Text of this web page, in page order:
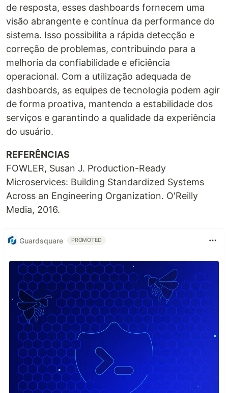
de resposta, esses dashboards fornecem uma
visão abrangente e contínua da performance do
sistema. Isso possibilita a rápida detecção e
correção de problemas, contribuindo para a
melhoria da confiabilidade e eficiência
operacional. Com a utilização adequada de
dashboards, as equipes de tecnologia podem agir
de forma proativa, mantendo a estabilidade dos
serviços e garantindo a qualidade da experiência
do usuário.
REFERÊNCIAS
FOWLER, Susan J. Production-Ready
Microservices: Building Standardized Systems
Across an Engineering Organization. O'Reilly
Media, 2016.
Guardsquare PROMOTED